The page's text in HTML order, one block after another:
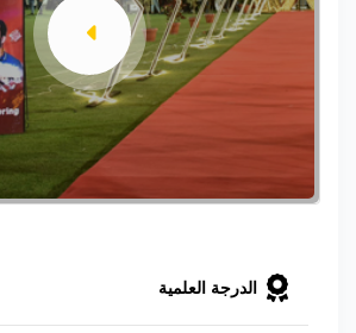
الدرجة العلمية